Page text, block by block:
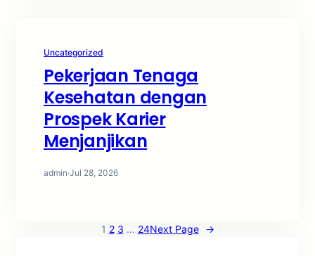
Uncategorized
Pekerjaan Tenaga
Kesehatan dengan
Prospek Karier
Menjanjikan
admin·Jul 28, 2026
1 2 3 … 24Next Page →